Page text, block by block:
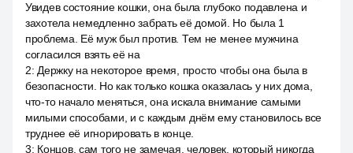
Увидев состояние кошки, она была глубоко подавлена и
захотела немедленно забрать её домой. Но была 1
проблема. Её муж был против. Тем не менее мужчина
согласился взять её на
2: Держку на некоторое время, просто чтобы она была в
безопасности. Но как только кошка оказалась у них дома,
что-то начало меняться, она искала внимание самыми
милыми способами, и с каждым днём ему становилось все
труднее её игнорировать в конце.
3: Концов, сам того не замечая, человек, который никогда